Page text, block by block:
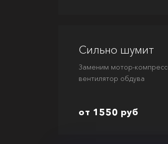
Сильно шумит
Заменим мотор-
вентилятор обдува
от 1550 руб